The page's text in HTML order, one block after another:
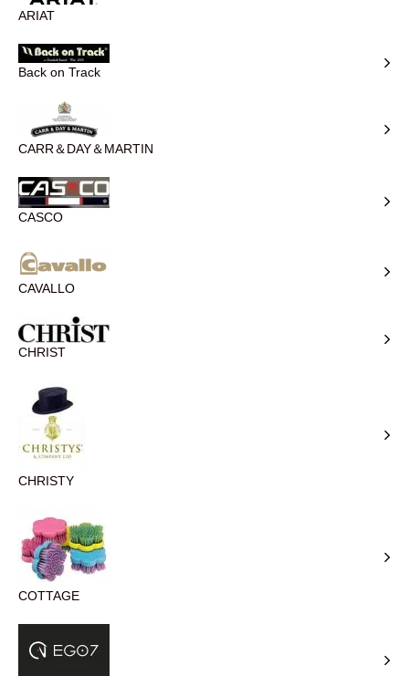
ARIAT
Back on Track
CARR＆DAY＆MARTIN
CASCO
CAVALLO
CHRIST
CHRISTY
COTTAGE